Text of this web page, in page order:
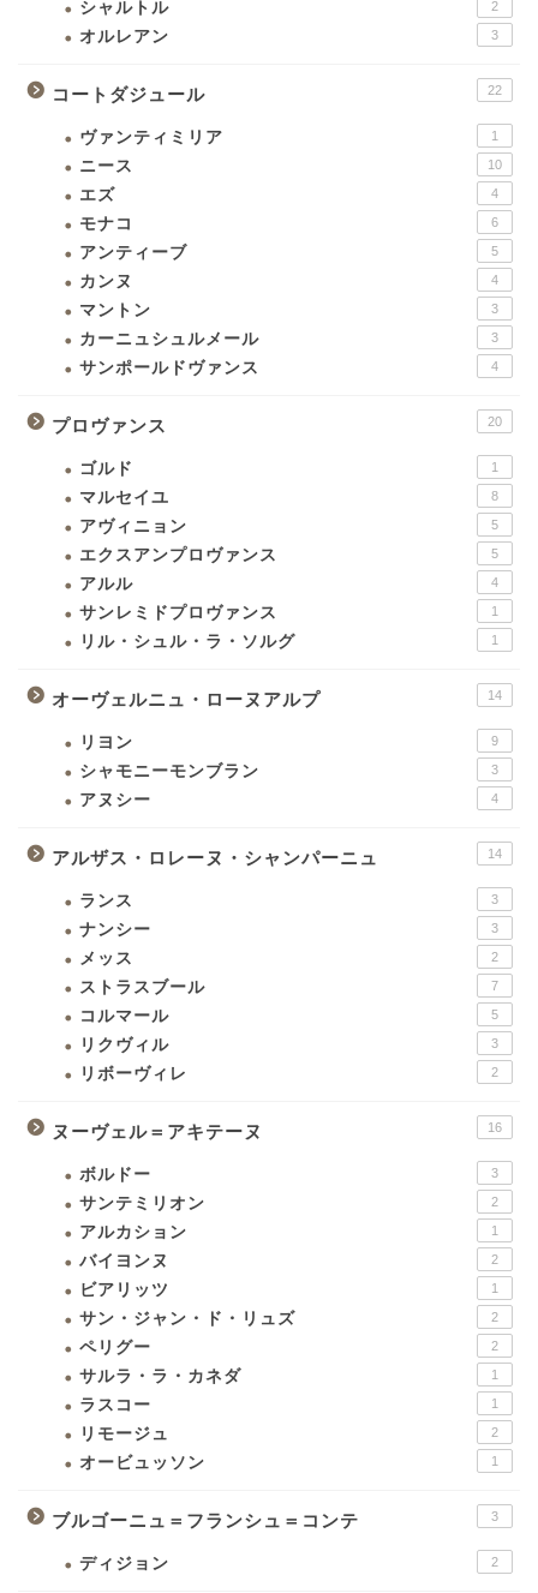
シャルトル 2
オルレアン 3
コートダジュール 22
ヴァンティミリア 1
ニース 10
エズ 4
モナコ 6
アンティーブ 5
カンヌ 4
マントン 3
カーニュシュルメール 3
サンポールドヴァンス 4
プロヴァンス 20
ゴルド 1
マルセイユ 8
アヴィニョン 5
エクスアンプロヴァンス 5
アルル 4
サンレミドプロヴァンス 1
リル・シュル・ラ・ソルグ 1
オーヴェルニュ・ローヌアルプ 14
リヨン 9
シャモニーモンブラン 3
アヌシー 4
アルザス・ロレーヌ・シャンパーニュ 14
ランス 3
ナンシー 3
メッス 2
ストラスブール 7
コルマール 5
リクヴィル 3
リボーヴィレ 2
ヌーヴェル＝アキテーヌ 16
ボルドー 3
サンテミリオン 2
アルカション 1
バイヨンヌ 2
ビアリッツ 1
サン・ジャン・ド・リュズ 2
ペリグー 2
サルラ・ラ・カネダ 1
ラスコー 1
リモージュ 2
オービュッソン 1
ブルゴーニュ＝フランシュ＝コンテ 3
ディジョン 2